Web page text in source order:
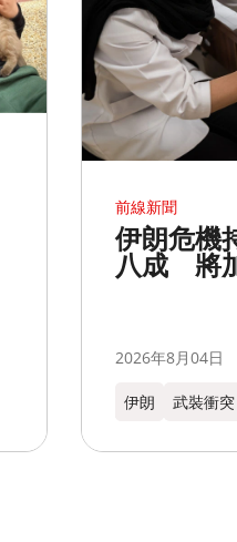
前線新聞
伊朗危機
八成 將
2026年8月04日
伊朗 武裝衝突